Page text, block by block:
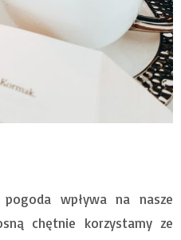
wpływa na nasze
chętnie korzystamy ze